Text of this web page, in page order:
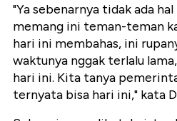
"Ya sebenarnya tidak ada
memang ini teman-teman
hari ini membahas, ini
waktunya nggak terlalu
hari ini. Kita tanya
ternyata bisa hari ini," kata